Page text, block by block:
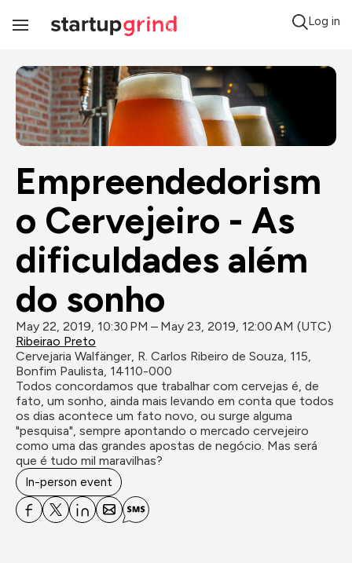
Toggle
Log in
Empreendedorism
o Cervejeiro - As
dificuldades além
do sonho
May 22, 2019, 10:30 PM – May 23, 2019, 12:00 AM (UTC)
Ribeirao Preto
Cervejaria Walfänger, R. Carlos Ribeiro de Souza, 115,
Bonfim Paulista, 14110-000
Todos concordamos que trabalhar com cervejas é, de
fato, um sonho, ainda mais levando em conta que todos
os dias acontece um fato novo, ou surge alguma
"pesquisa", sempre apontando o mercado cervejeiro
como uma das grandes apostas de negócio. Mas será
que é tudo mil maravilhas?
In-person event